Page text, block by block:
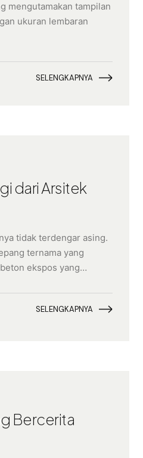
mengutamakan tampilan
ukuran lembaran
SELENGKAPNYA
dari Arsitek
tidak terdengar asing.
ternama yang
ekspos yang…
SELENGKAPNYA
Bercerita